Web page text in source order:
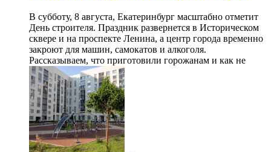
В субботу, 8 августа, Екатеринбург масштабно отметит
День строителя. Праздник развернется в Историческом
сквере и на проспекте Ленина, а центр города временно
закроют для машин, самокатов и алкоголя.
Рассказываем, что приготовили горожанам и как не